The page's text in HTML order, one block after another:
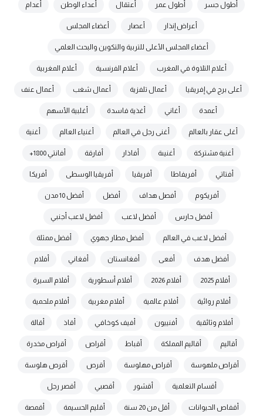
أطول جسر أطول عمر أعتقال أعداء الوطن أعدام
أعراض إنذار أعصار أعضاء المجلس
أعضاء المجلس الأعلى للتربية والتكوين والبحث العلمي
أعلام التلاوة في المغرب أعلام الفرنسية أعلام المغربية
أعلى برج في إفريقيا أعمال تلفزية أعمال شغب أعمال عنف
أعمدة أغاني أغذية فاسدة أغلبية الأسهم
أغلى عقار بالعالم أغنى رجل في العالم أغنياء العالم أغنية
أغنية مشتركة أغنيىة أفاذار أفارقة أفانتي 1800+
أفتاتي أفريفاطا أفريقيا أفريقيا الوسطى أفريكا
أفريكوم أفصل هداف أفضل أفضل 10 مدن
أفضل حارس أفضل لاعب أفضل لاعب أجنبي
أفضل لاعب في العالم أفضل مطار جهوي أفضل ممثلة
أفضل هدف أفعى أفغانستان أفغاني أفلام
أفلام 2025 أفلام 2026 أفلام أسطورية أفلام السيرة
أفلام روائية أفلام عالمية أفلام مغربية أفلام ملحمية
أفلام وثائقية أفنييون أفيف كوخافي أقاذ أقالة
أقاليم أقاليم المملكة أقباط أقراص أقراص مخدرة
أقراص ملهوسة أقراص مهلوسة أقرص أقرص هلوسة
أقسام التعلمية أقشور أقصبي أقصر رجل
أقفاص الحيوانات أقل من 20 سنة أقليم الحسيمة أقمصة